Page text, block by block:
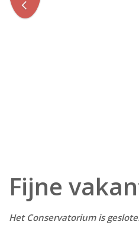
Fijne
Het Conservatorium is